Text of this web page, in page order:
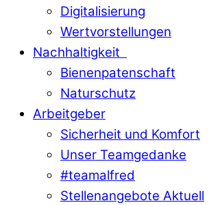
Digitalisierung
Wertvorstellungen
Nachhaltigkeit
Bienenpatenschaft
Naturschutz
Arbeitgeber
Sicherheit und Komfort
Unser Teamgedanke
#teamalfred
Stellenangebote Aktuell